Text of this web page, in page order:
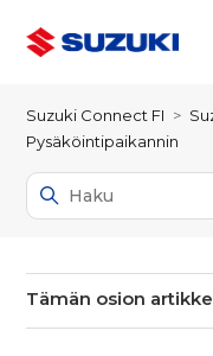
Suzuki Connect FI
Pysäköintipaikannin
Tämän osion